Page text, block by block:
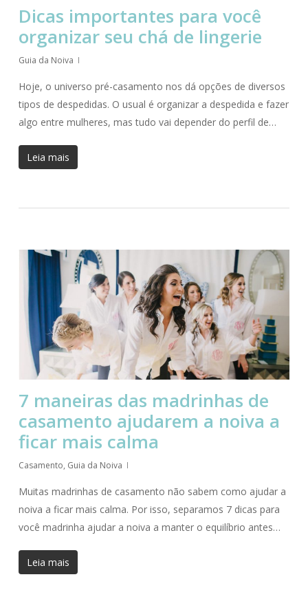
Dicas importantes para você
organizar seu chá de lingerie
Guia da Noiva
Hoje, o universo pré-casamento nos dá opções de diversos
tipos de despedidas. O usual é organizar a despedida e fazer
algo entre mulheres, mas tudo vai depender do perfil de…
Leia mais
7 maneiras das madrinhas de
casamento ajudarem a noiva a
ficar mais calma
Casamento, Guia da Noiva
Muitas madrinhas de casamento não sabem como ajudar a
noiva a ficar mais calma. Por isso, separamos 7 dicas para
você madrinha ajudar a noiva a manter o equilíbrio antes…
Leia mais